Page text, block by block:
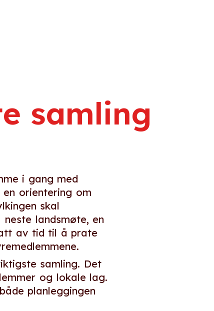
samling
i gang med
orientering om
skal
landsmøte, en
av tid til å prate
samling. Det
og lokale lag.
planleggingen